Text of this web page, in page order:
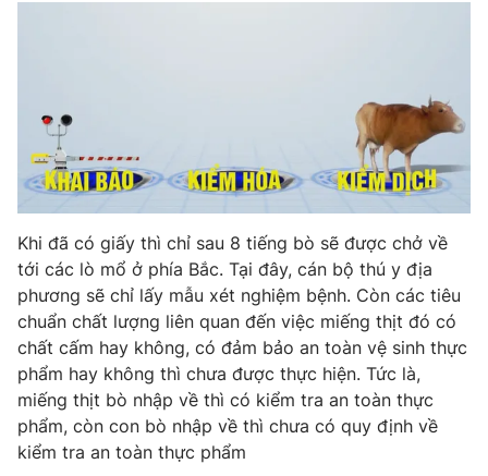
Thị trường
Tư vấn
Lịch phát sóng
Chuyên mục khác
Emagazine Podcast
Photo Infographic
Video Shorts video
VTV Money VTV Thể thao
Khi đã có giấy thì chỉ sau 8 tiếng bò sẽ được chở về
tới các lò mổ ở phía Bắc. Tại đây, cán bộ thú y địa
phương sẽ chỉ lấy mẫu xét nghiệm bệnh. Còn các tiêu
chuẩn chất lượng liên quan đến việc miếng thịt đó có
chất cấm hay không, có đảm bảo an toàn vệ sinh thực
phẩm hay không thì chưa được thực hiện. Tức là,
miếng thịt bò nhập về thì có kiểm tra an toàn thực
phẩm, còn con bò nhập về thì chưa có quy định về
kiểm tra an toàn thực phẩm